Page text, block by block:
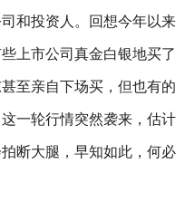
和投资人。回想今年以来
上市公司真金白银地买了
至亲自下场买，但也有的
一轮行情突然袭来，估计
断大腿，早知如此，何必